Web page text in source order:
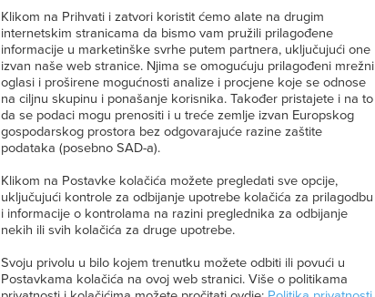
Klikom na Prihvati i zatvori koristit ćemo alate na drugim
internetskim stranicama da bismo vam pružili prilagođene
informacije u marketinške svrhe putem partnera, uključujući one
izvan naše web stranice. Njima se omogućuju prilagođeni mrežni
oglasi i proširene mogućnosti analize i procjene koje se odnose
na ciljnu skupinu i ponašanje korisnika. Također pristajete i na to
da se podaci mogu prenositi i u treće zemlje izvan Europskog
gospodarskog prostora bez odgovarajuće razine zaštite
podataka (posebno SAD-a).
Klikom na Postavke kolačića možete pregledati sve opcije,
uključujući kontrole za odbijanje upotrebe kolačića za prilagodbu
i informacije o kontrolama na razini preglednika za odbijanje
nekih ili svih kolačića za druge upotrebe.
Svoju privolu u bilo kojem trenutku možete odbiti ili povući u
Postavkama kolačića na ovoj web stranici. Više o politikama